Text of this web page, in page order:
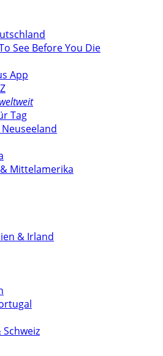
See Before You Die
App
weltweit
Tag
Mittelamerika
& Irland